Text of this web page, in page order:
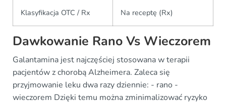
Klasyfikacja OTC / Rx Na receptę (Rx)
Dawkowanie Rano Vs Wieczorem
Galantamina jest najczęściej stosowana w terapii
pacjentów z chorobą Alzheimera. Zaleca się
przyjmowanie leku dwa razy dziennie: - rano -
wieczorem Dzięki temu można zminimalizować ryzyko